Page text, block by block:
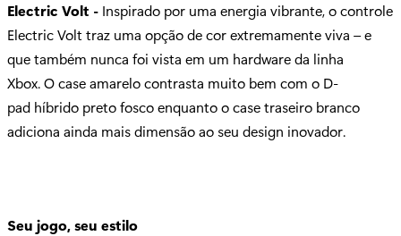
Electric Volt - Inspirado por uma energia vibrante, o controle
Electric Volt traz uma opção de cor extremamente viva – e
que também nunca foi vista em um hardware da linha
Xbox. O case amarelo contrasta muito bem com o D-
pad híbrido preto fosco enquanto o case traseiro branco
adiciona ainda mais dimensão ao seu design inovador.
Seu jogo, seu estilo